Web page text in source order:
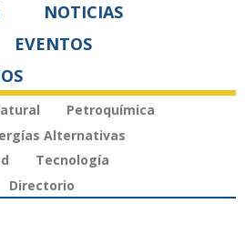
NOTICIAS
EVENTOS
Petroquímica
Alternativas
Tecnología
Directorio